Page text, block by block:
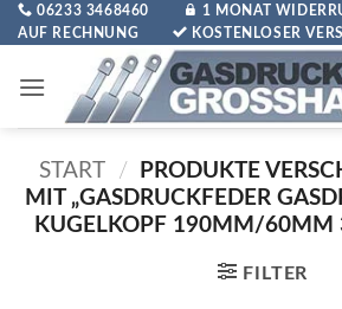
Zum
Inhalt
06233 3468460 1 MONAT
AUF RECHNUNG
KOSTENLOSER
START /
PRODUKTE
MIT „GASDRUCKFEDER
KUGELKOPF 190MM/60MM
FILTER